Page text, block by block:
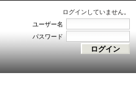
ログインしていません。
ユーザー名
パスワード